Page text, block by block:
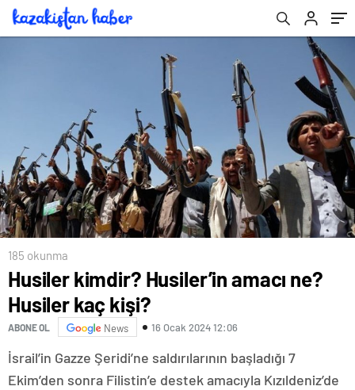
185 okunma
Husiler kimdir? Husiler’in amacı ne?
Husiler kaç kişi?
ABONE OL News 16 Ocak 2024 12:06
İsrail’in Gazze Şeridi’ne saldırılarının başladığı 7
Ekim’den sonra Filistin’e destek amacıyla Kızıldeniz’de